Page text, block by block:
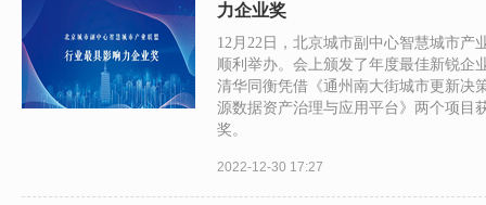
力企业奖
12月22日，北京城市副中心智慧城市产
顺利举办。会上颁发了年度最佳新锐企
清华同衡凭借《通州南大街城市更新决
源数据资产治理与应用平台》两个项目
奖。
2022-12-30 17:27